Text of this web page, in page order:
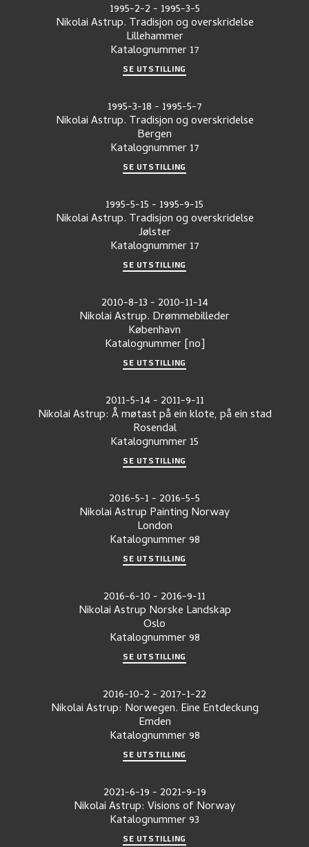
1995-2-2- 1995-3-5
Nikolai Astrup. Tradisjon og overskridelse
Lillehammer
Katalognummer 17
SE UTSTILLING
1995-3-18- 1995-5-7
Nikolai Astrup. Tradisjon og overskridelse
Bergen
Katalognummer 17
SE UTSTILLING
1995-5-15- 1995-9-15
Nikolai Astrup. Tradisjon og overskridelse
Jølster
Katalognummer 17
SE UTSTILLING
2010-8-13- 2010-11-14
Nikolai Astrup. Drømmebilleder
København
Katalognummer [no]
SE UTSTILLING
2011-5-14- 2011-9-11
Nikolai Astrup: Å møtast på ein klote, på ein stad
Rosendal
Katalognummer15
SE UTSTILLING
2016-5-1- 2016-5-5
Nikolai Astrup Painting Norway
London
Katalognummer98
SE UTSTILLING
2016-6-10- 2016-9-11
Nikolai Astrup Norske Landskap
Oslo
Katalognummer98
SE UTSTILLING
2016-10-2- 2017-1-22
Nikolai Astrup: Norwegen. Eine Entdeckung
Emden
Katalognummer98
SE UTSTILLING
2021-6-19- 2021-9-19
Nikolai Astrup: Visions of Norway
Katalognummer93
SE UTSTILLING